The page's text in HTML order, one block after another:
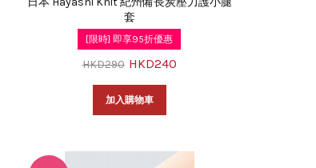
套
[限時] 即享95折優惠
HKD290 HKD240
加入購物車